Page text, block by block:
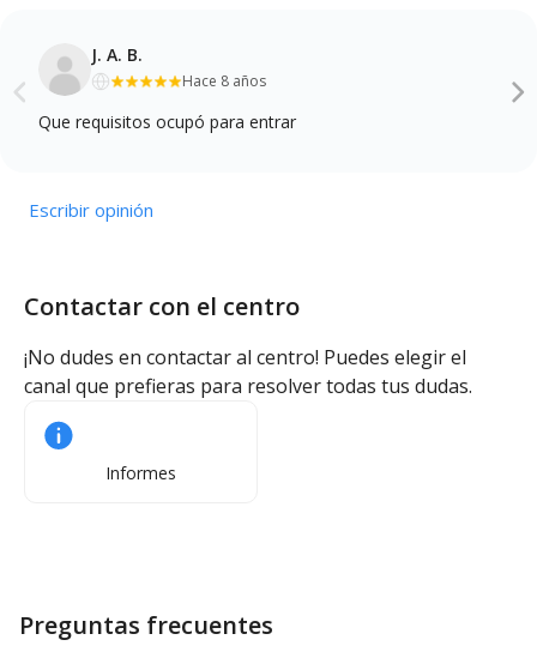
J. A. B.
Hace 8 años
Que requisitos ocupó para entrar
Escribir opinión
Contactar con el centro
¡No dudes en contactar al centro! Puedes elegir el
canal que prefieras para resolver todas tus dudas.
Informes
Preguntas frecuentes